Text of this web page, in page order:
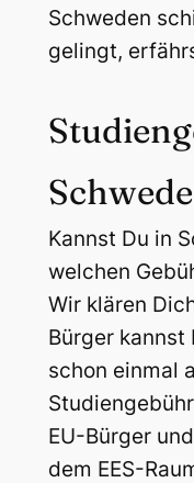
Schweden
gelingt,
Kannst Du in
welchen
Wir klären
Bürger kannst
schon einmal
EU-Bürger
dem EES-